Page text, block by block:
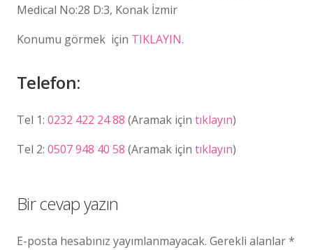
Medical No:28 D:3, Konak İzmir
Konumu görmek için TIKLAYIN.
Telefon:
Tel 1: 0232 422 24 88 (Aramak için tıklayın)
Tel 2: 0507 948 40 58 (Aramak için tıklayın)
Bir cevap yazın
E-posta hesabınız yayımlanmayacak. Gerekli alanlar*